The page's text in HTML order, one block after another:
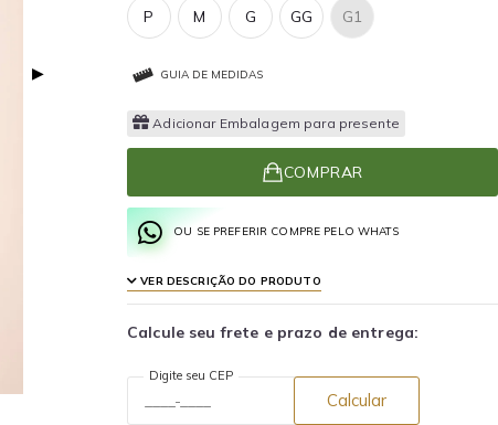
▶
P G G1
M GG
GUIA DE MEDIDAS
Adicionar Embalagem para presente
COMPRAR
OU SE PREFERIR COMPRE PELO WHATS
VER DESCRIÇÃO DO PRODUTO
Calcule seu frete e prazo de entrega:
Digite seu CEP
Calcular